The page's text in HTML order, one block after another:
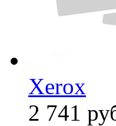
Xerox
2 741